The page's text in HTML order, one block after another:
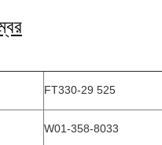
FT330-29 525
W01-358-8033